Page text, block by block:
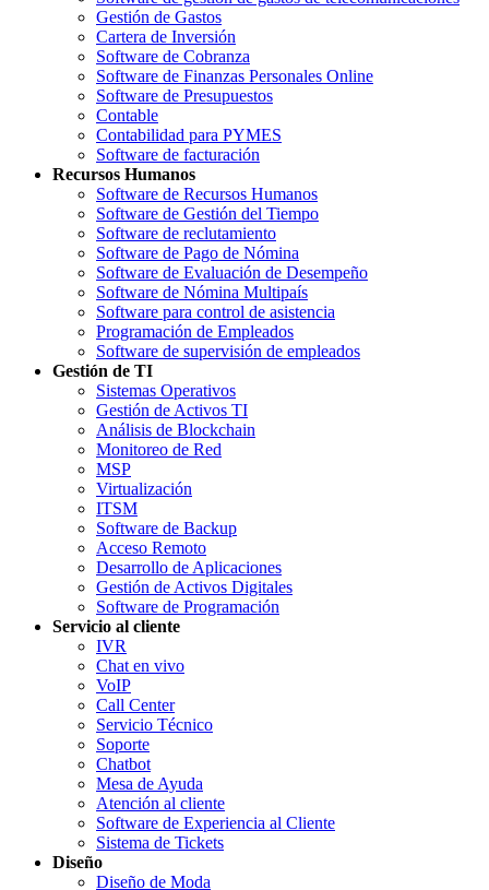
Gestión de Gastos
Cartera de Inversión
Software de Cobranza
Software de Finanzas Personales Online
Software de Presupuestos
Contable
Contabilidad para PYMES
Software de facturación
Recursos Humanos
Software de Recursos Humanos
Software de Gestión del Tiempo
Software de reclutamiento
Software de Pago de Nómina
Software de Evaluación de Desempeño
Software de Nómina Multipaís
Software para control de asistencia
Programación de Empleados
Software de supervisión de empleados
Gestión de TI
Sistemas Operativos
Gestión de Activos TI
Análisis de Blockchain
Monitoreo de Red
MSP
Virtualización
ITSM
Software de Backup
Acceso Remoto
Desarrollo de Aplicaciones
Gestión de Activos Digitales
Software de Programación
Servicio al cliente
IVR
Chat en vivo
VoIP
Call Center
Servicio Técnico
Soporte
Chatbot
Mesa de Ayuda
Atención al cliente
Software de Experiencia al Cliente
Sistema de Tickets
Diseño
Diseño de Moda